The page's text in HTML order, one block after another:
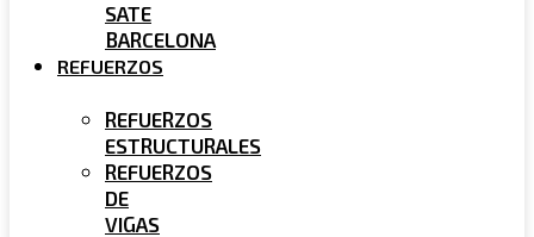
SATE
BARCELONA
REFUERZOS
REFUERZOS
ESTRUCTURALES
REFUERZOS
DE
VIGAS